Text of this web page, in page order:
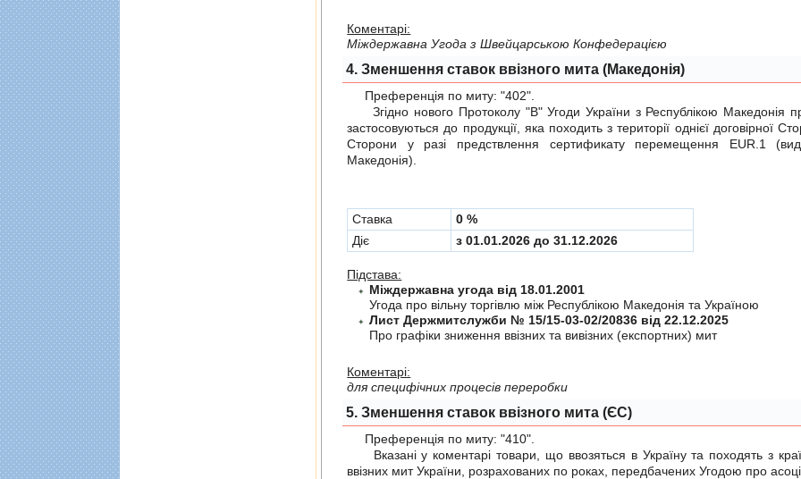
Коментарі:
Мiждержавна Угода з Швейцарською Конфедерацiєю
4. Зменшення ставок ввізного мита (Македонія)
Преференція по миту:"402"
Згідно нового Протоколу "B"Угоди України з Республікою Македонія
застосовуються до продукції, яка походить з території однієї договірної
Сторони у разі предствлення сертификату перемещення EUR.1
Македонія).
Cтавка
0 %
Діє
з 01.01.2026 до 31.12.2026
Підстава:
Міждержавна угода від 18.01.2001
Угода про вiльну торгiвлю мiж Республiкою Македонiя та Україною
Лист Держмитслужби № 15/15-03-02/20836 від 22.12.2025
Про графiки зниження ввiзних та вивiзних (експортних) мит
Коментарі:
для специфічних процесів переробки
5. Зменшення ставок ввізного мита (ЄС)
Преференція по миту:"410"
Вказані у коментарі товари, що ввозяться в Україну та походять з
ввізних мит України, розрахованих по роках, передбаченихУгодою про